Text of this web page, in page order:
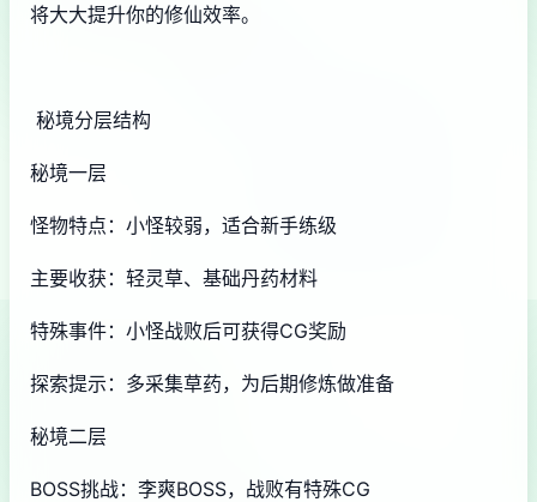
将大大提升你的修仙效率。
秘境分层结构
秘境一层
怪物特点：小怪较弱，适合新手练级
主要收获：轻灵草、基础丹药材料
特殊事件：小怪战败后可获得CG奖励
探索提示：多采集草药，为后期修炼做准备
秘境二层
BOSS挑战：李爽BOSS，战败有特殊CG